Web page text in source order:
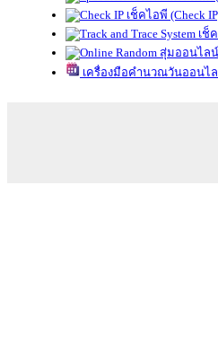
เช็คไอพี (Check
เช็
สุ่มออนไลน์
เครื่องมือคำนวณวันออนไ